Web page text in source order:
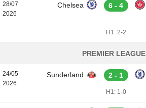
28/07
2026
Chelsea 6 - 4
H1: 2-2
PREMIER LEAGUE
24/05
2026
Sunderland 2 - 1
H1: 1-0